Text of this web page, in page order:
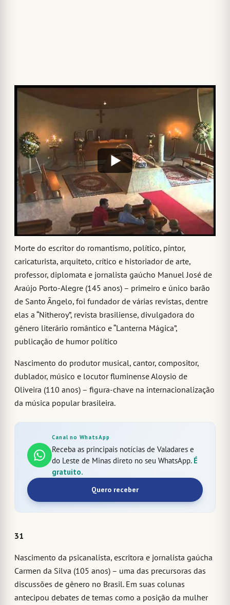
Confira a relação completa de datas do Hoje é Dia da
semana entre 29 de dezembro de 2024 e 4 de janeiro de
2025
29 de dezembro de 2024 a 4 de janeiro de 2025
29
Começa a operar a primeira estação de televisão UHF, em
Bridgeport, nos Estados Unidos (75 anos)
30
Morte do escritor do romantismo, político, pintor,
caricaturista, arquiteto, crítico e historiador de arte,
professor, diplomata e jornalista gaúcho Manuel José de
Araújo Porto-Alegre (145 anos) – primeiro e único barão
de Santo Ângelo, foi fundador de várias revistas, dentre
elas a “Nitheroy”, revista brasiliense, divulgadora do
gênero literário romântico e “Lanterna Mágica”,
publicação de humor político
Nascimento do produtor musical, cantor, compositor,
dublador, músico e locutor fluminense Aloysio de
Oliveira (110 anos) – figura-chave na internacionalização
da música popular brasileira.
Canal no WhatsApp
Receba as principais notícias de Valadares e
do Leste de Minas direto no seu WhatsApp. É
gratuito.
Quero receber
31
Nascimento da psicanalista, escritora e jornalista gaúcha
Carmen da Silva (105 anos) – uma das precursoras das
discussões de gênero no Brasil. Em suas colunas
antecipou debates de temas como a posição da mulher